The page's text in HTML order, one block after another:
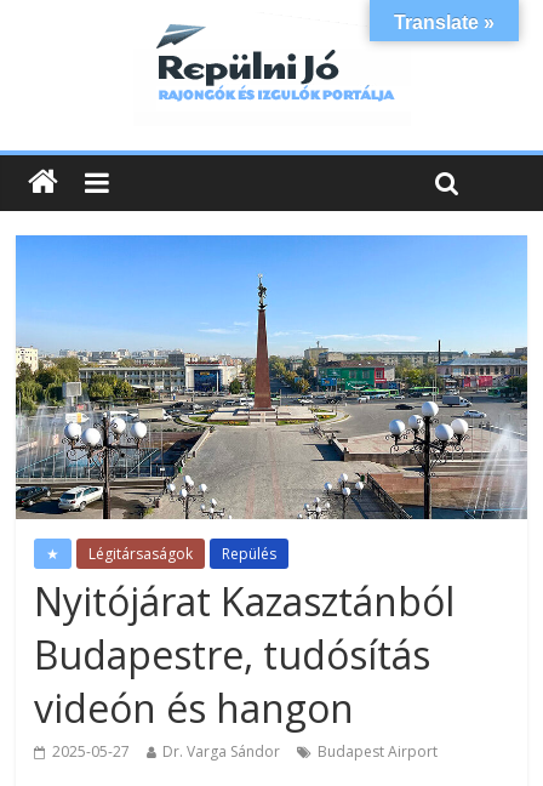
★ Légitársaságok Repülés
Nyitójárat Kazasztánból
Budapestre, tudósítás
videón és hangon
2025-05-27 Dr. Varga Sándor Budapest Airport
Translate »